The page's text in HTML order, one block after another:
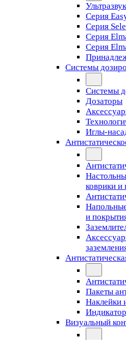
Серия
Серия
Серия
Серия
Системы
Системы
Дозаторы
Иглы-
коврики и
и
Пакеты
Наклейки
Визуальный